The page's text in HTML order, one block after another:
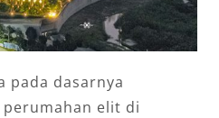
pada dasarnya
elit di